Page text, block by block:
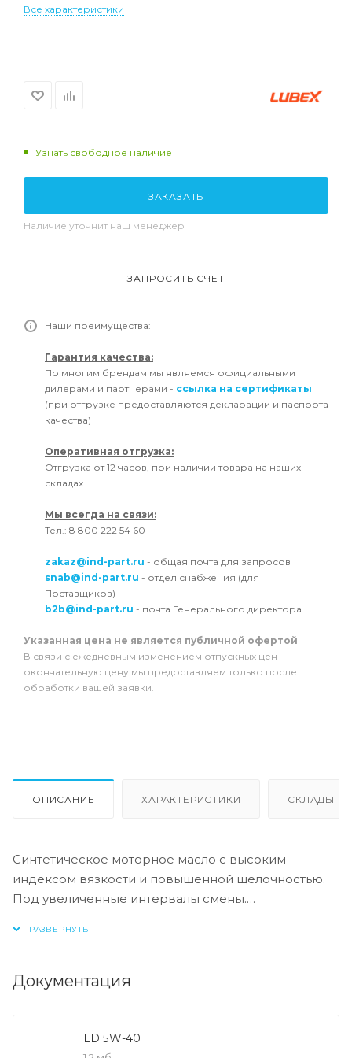
Все характеристики
Узнать свободное наличие
ЗАКАЗАТЬ
Наличие уточнит наш менеджер
ЗАПРОСИТЬ СЧЕТ
Наши преимущества:
Гарантия качества:
По многим брендам мы являемся официальными
дилерами и партнерами - ссылка на сертификаты
(при отгрузке предоставляются декларации и паспорта
качества)
Оперативная отгрузка:
Отгрузка от 12 часов, при наличии товара на наших
складах
Мы всегда на связи:
Тел.: 8 800 222 54 60
zakaz@ind-part.ru - общая почта для запросов
snab@ind-part.ru - отдел снабжения (для
Поставщиков)
b2b@ind-part.ru - почта Генерального директора
Указанная цена не является публичной офертой
В связи с ежедневным изменением отпускных цен
окончательную цену мы предоставляем только после
обработки вашей заявки.
ОПИСАНИЕ ХАРАКТЕРИСТИКИ СКЛАДЫ
Синтетическое моторное масло с высоким
индексом вязкости и повышенной щелочностью.
Под увеличенные интервалы смены.
- Превосходная термическая и окислительная
производителями.
Документация
LD 5W-40